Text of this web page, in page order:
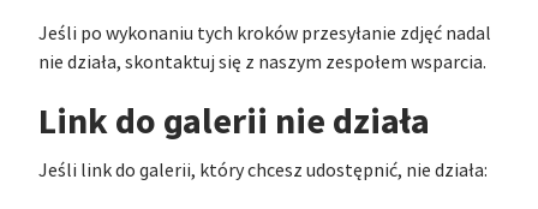
Jeśli po wykonaniu tych kroków przesyłanie zdjęć nadal
nie działa, skontaktuj się z naszym zespołem wsparcia.
Link do galerii nie działa
Jeśli link do galerii, który chcesz udostępnić, nie działa: